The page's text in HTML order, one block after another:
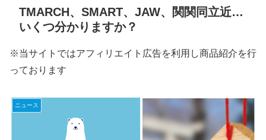
TMARCH、SMART、JAW、関関同立近…
いくつ分かりますか？
※当サイトではアフィリエイト広告を利用し商品紹介を行
っております
ニュース